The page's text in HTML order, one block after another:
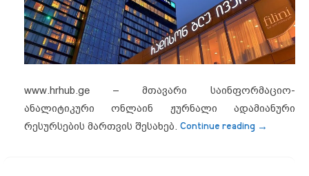
www.hrhub.ge – მთავარი საინფორმაციო-
ანალიტიკური ონლაინ ჟურნალი ადამიანური
რესურსების მართვის შესახებ. Continue reading “ეკა
→